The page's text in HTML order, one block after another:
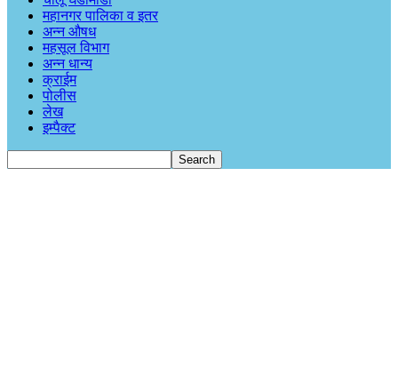
महानगर पालिका व इतर
अन्न औषध
महसूल विभाग
अन्न धान्य
क्राईम
पोलीस
लेख
इम्पैक्ट